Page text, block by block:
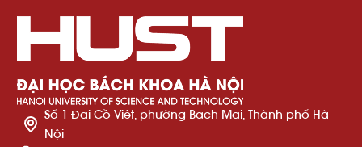
Số 1 Đại Cồ Việt, phường Bạch Mai, Thành phố Hà
Nội